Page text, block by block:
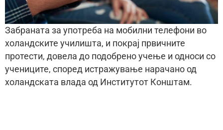
Забраната за употреба на мобилни телефони во
холандските училишта, и покрај првичните
протести, довела до подобрено учење и односи со
учениците, според истражување нарачано од
холандската влада од Институтот Конштам.